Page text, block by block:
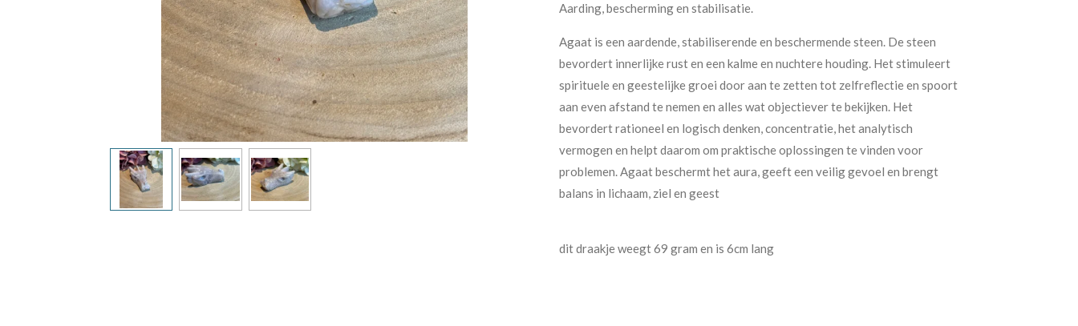
Aarding, bescherming en stabilisatie.
Agaat is een aardende, stabiliserende en beschermende steen. De steen
bevordert innerlijke rust en een kalme en nuchtere houding. Het stimuleert
spirituele en geestelijke groei door aan te zetten tot zelfreflectie en spoort
aan even afstand te nemen en alles wat objectiever te bekijken. Het
bevordert rationeel en logisch denken, concentratie, het analytisch
vermogen en helpt daarom om praktische oplossingen te vinden voor
problemen. Agaat beschermt het aura, geeft een veilig gevoel en brengt
balans in lichaam, ziel en geest
dit draakje weegt 69 gram en is 6cm lang